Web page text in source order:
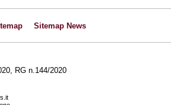
Sitemap News
RG n.144/2020